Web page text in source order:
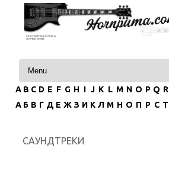
Перейти к содержимому
A B C D E F G H I J K L M N O P Q R
А Б В Г Д Е Ж З И К Л М Н О П Р С Т
САУНДТРЕКИ